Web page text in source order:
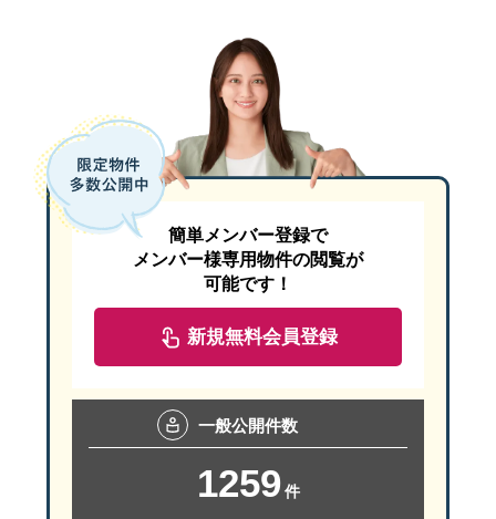
簡単メンバー登録で
メンバー様専用物件の閲覧が
可能です！
新規無料会員登録
一般公開件数
1259 件